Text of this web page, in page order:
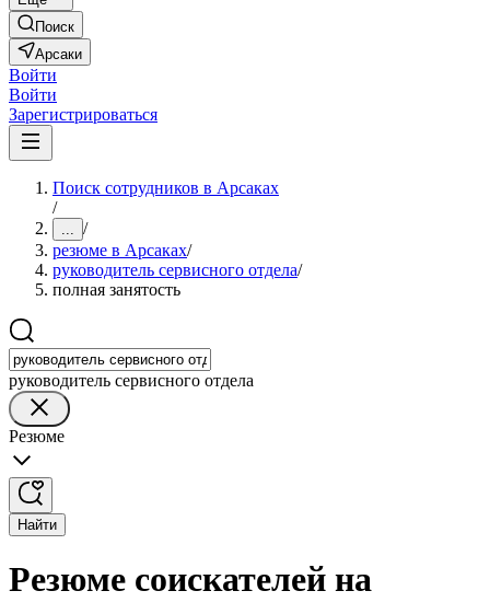
Поиск
Арсаки
Войти
Войти
Зарегистрироваться
Поиск сотрудников в Арсаках
/
... /
резюме в Арсаках/
руководитель сервисного отдела/
полная занятость
руководитель сервисного отдела
Резюме
Найти
Резюме соискателей на